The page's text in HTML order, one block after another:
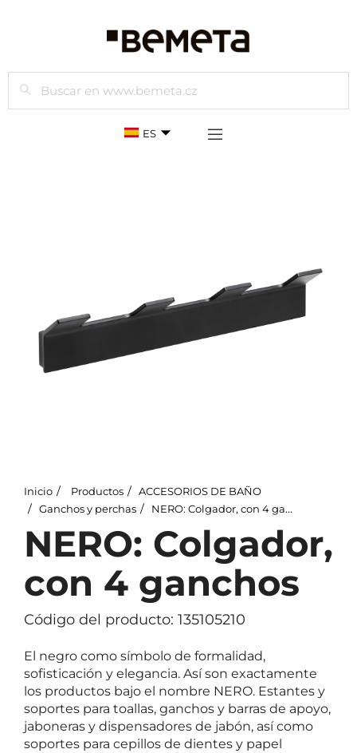
Buscar
ES
Inicio Productos
ACCESORIOS DE BAÑO
Ganchos y perchas
NERO: Colgador, con 4 ganchos
NERO: Colgador,
con 4 ganchos
Código del producto: 135105210
El negro como símbolo de formalidad,
sofisticación y elegancia. Así son exactamente
los productos bajo el nombre NERO. Estantes y
soportes para toallas, ganchos y barras de apoyo,
jaboneras y dispensadores de jabón, así como
soportes para cepillos de dientes y papel